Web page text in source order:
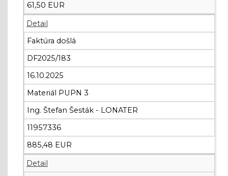
61,50 EUR
Detail
Faktúra došlá
DF2025/183
16.10.2025
Materiál PUPN 3
Ing. Štefan Šesták - LONATER
11957336
885,48 EUR
Detail